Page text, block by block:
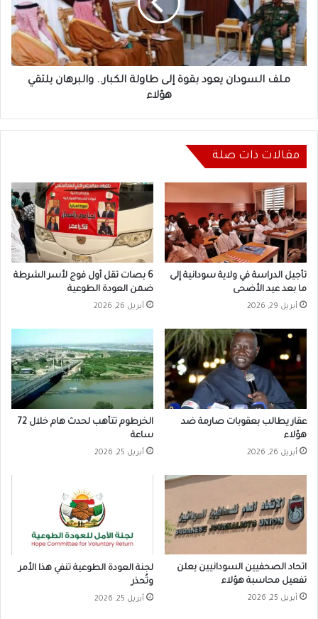
إلى
طاولة
الكبار..
والبرهان
يلتقي
هؤلاءملف السودان يعود بقوة إلى طاولة الكبار.. والبرهان يلتقي
هؤلاء
مقالات ذات صلة
تأجيل الدراسة في ولاية سودانية إلى
ما بعد عيد الأضحى
أبريل 29, 2026
6 بصات تقل أول فوج لأسر الشرطة
ضمن العودة الطوعية
أبريل 26, 2026
عقار يطالب بعقوبات صارمة ضد
هؤلاء
أبريل 26, 2026
الخرطوم تتأهب لحدث هام خلال 72
ساعة
أبريل 25, 2026
اتحاد الصحفيين السودانيين يعلن
تفعيل محاسبة هؤلاء
أبريل 25, 2026
لجنة العودة الطوعية تنفي هذا الأمر
وتُحذر
أبريل 25, 2026